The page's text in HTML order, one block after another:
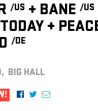
/US + BANE /US
+
/DE
BIG HALL